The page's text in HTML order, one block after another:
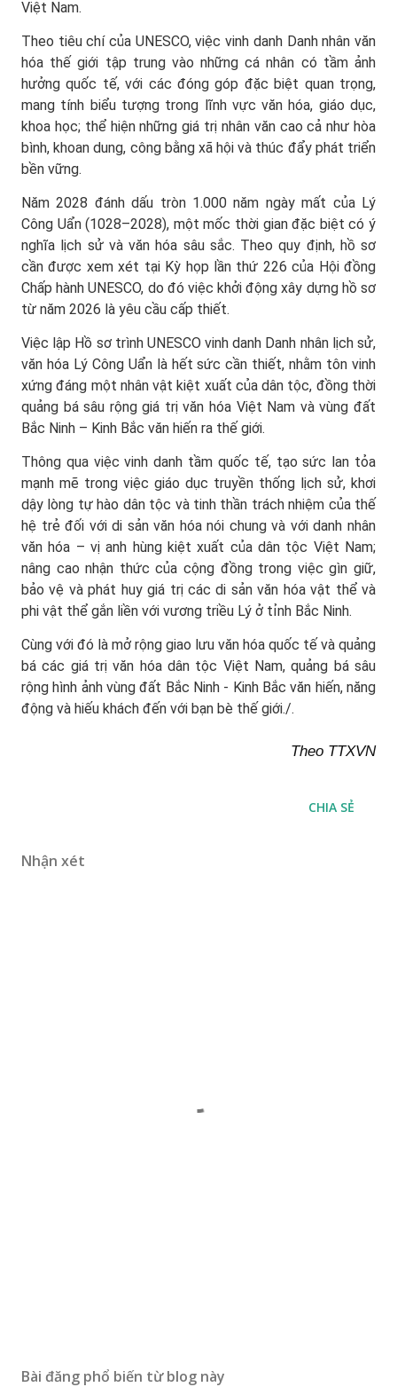
Việt Nam.
Theo tiêu chí của UNESCO, việc vinh danh Danh nhân văn
hóa thế giới tập trung vào những cá nhân có tầm ảnh
hưởng quốc tế, với các đóng góp đặc biệt quan trọng,
mang tính biểu tượng trong lĩnh vực văn hóa, giáo dục,
khoa học; thể hiện những giá trị nhân văn cao cả như hòa
bình, khoan dung, công bằng xã hội và thúc đẩy phát triển
bền vững.
Năm 2028 đánh dấu tròn 1.000 năm ngày mất của Lý
Công Uẩn (1028–2028), một mốc thời gian đặc biệt có ý
nghĩa lịch sử và văn hóa sâu sắc. Theo quy định, hồ sơ
cần được xem xét tại Kỳ họp lần thứ 226 của Hội đồng
Chấp hành UNESCO, do đó việc khởi động xây dựng hồ sơ
từ năm 2026 là yêu cầu cấp thiết.
Việc lập Hồ sơ trình UNESCO vinh danh Danh nhân lịch sử,
văn hóa Lý Công Uẩn là hết sức cần thiết, nhằm tôn vinh
xứng đáng một nhân vật kiệt xuất của dân tộc, đồng thời
quảng bá sâu rộng giá trị văn hóa Việt Nam và vùng đất
Bắc Ninh – Kinh Bắc văn hiến ra thế giới.
Thông qua việc vinh danh tầm quốc tế, tạo sức lan tỏa
mạnh mẽ trong việc giáo dục truyền thống lịch sử, khơi
dậy lòng tự hào dân tộc và tinh thần trách nhiệm của thế
hệ trẻ đối với di sản văn hóa nói chung và với danh nhân
văn hóa – vị anh hùng kiệt xuất của dân tộc Việt Nam;
nâng cao nhận thức của cộng đồng trong việc gìn giữ,
bảo vệ và phát huy giá trị các di sản văn hóa vật thể và
phi vật thể gắn liền với vương triều Lý ở tỉnh Bắc Ninh.
Cùng với đó là mở rộng giao lưu văn hóa quốc tế và quảng
bá các giá trị văn hóa dân tộc Việt Nam, quảng bá sâu
rộng hình ảnh vùng đất Bắc Ninh - Kinh Bắc văn hiến, năng
động và hiếu khách đến với bạn bè thế giới./.
Theo TTXVN
CHIA SẺ
Nhận xét
Bài đăng phổ biến từ blog này